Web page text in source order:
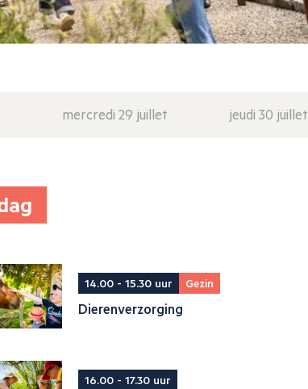
mercredi 29 juillet jeudi 30 juillet
14.00 - 15.30 uur Gezin
Dierenverzorging
16.00 - 17.30 uur